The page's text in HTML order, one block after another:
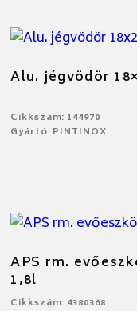
Alu. jégvödör
Cikkszám: 144970
Gyártó: PINTINOX
APS rm.
1,8l
Cikkszám: 4380368